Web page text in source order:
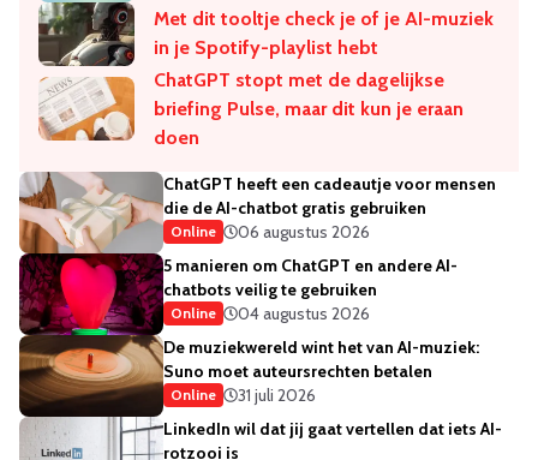
Met dit tooltje check je of je AI-muziek
in je Spotify-playlist hebt
ChatGPT stopt met de dagelijkse
briefing Pulse, maar dit kun je eraan
doen
ChatGPT heeft een cadeautje voor mensen
die de AI-chatbot gratis gebruiken
Online
06 augustus 2026
5 manieren om ChatGPT en andere AI-
chatbots veilig te gebruiken
Online
04 augustus 2026
De muziekwereld wint het van AI-muziek:
Suno moet auteursrechten betalen
Online
31 juli 2026
LinkedIn wil dat jij gaat vertellen dat iets AI-
rotzooi is